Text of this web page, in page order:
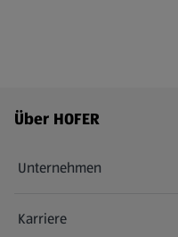
Fußzeilenmenü - weitere
Über HOFER
Unternehmen
Karriere
(öffnet in einem neuen Tab)